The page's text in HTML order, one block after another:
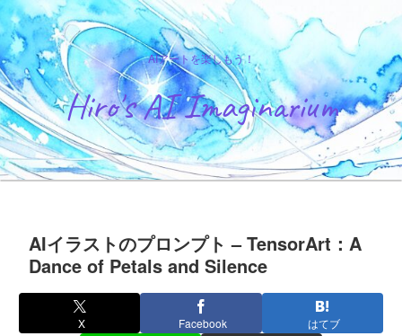
AIアートを楽しもう！
Hiro's AI Imaginarium
AIイラストのプロンプト – TensorArt：A
Dance of Petals and Silence
X Facebook はてブ